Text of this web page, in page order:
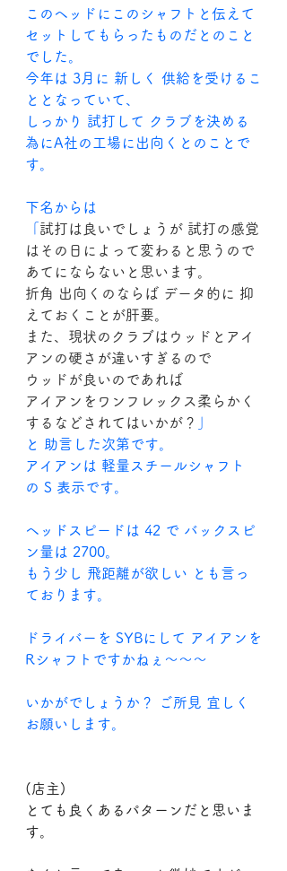
このヘッドにこのシャフトと伝えて
セットしてもらったものだとのこと
でした。
今年は 3月に 新しく 供給を受けるこ
ととなっていて、
しっかり 試打して クラブを決める
為にA社の工場に出向くとのことで
す。
下名からは
試打は良いでしょうが 試打の感覚
はその日によって変わると思うので
あてにならないと思います。
折角 出向くのならば データ的に 抑
えておくことが肝要。
また、現状のクラブはウッドとアイ
アンの硬さが違いすぎるので
ウッドが良いのであれば
アイアンをワンフレックス柔らかく
するなどされてはいかが？
と 助言した次第です。
アイアンは 軽量スチールシャフト
の S 表示です。
ヘッドスピードは 42 で バックスピ
ン量は 2700。
もう少し 飛距離が欲しい とも言っ
ております。
ドライバーを SYBにして アイアンを
Rシャフトですかねぇ～～～
いかがでしょうか？ ご所見 宜しく
お願いします。
(店主)
とても良くあるパターンだと思いま
す。